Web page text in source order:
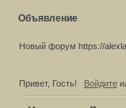
Объявление
Новый форум https://
Привет, Гость! Войдите